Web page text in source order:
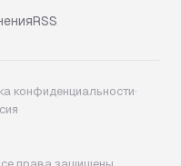
RSS
конфиденциальности·